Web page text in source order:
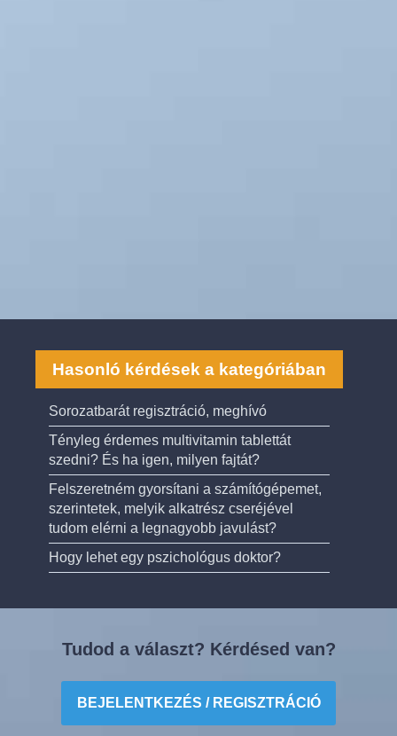
Hasonló kérdések a kategóriában
Sorozatbarát regisztráció, meghívó
Tényleg érdemes multivitamin tablettát
szedni? És ha igen, milyen fajtát?
Felszeretném gyorsítani a számítógépemet,
szerintetek, melyik alkatrész cseréjével
tudom elérni a legnagyobb javulást?
Hogy lehet egy pszichológus doktor?
Tudod a választ? Kérdésed van?
BEJELENTKEZÉS / REGISZTRÁCIÓ